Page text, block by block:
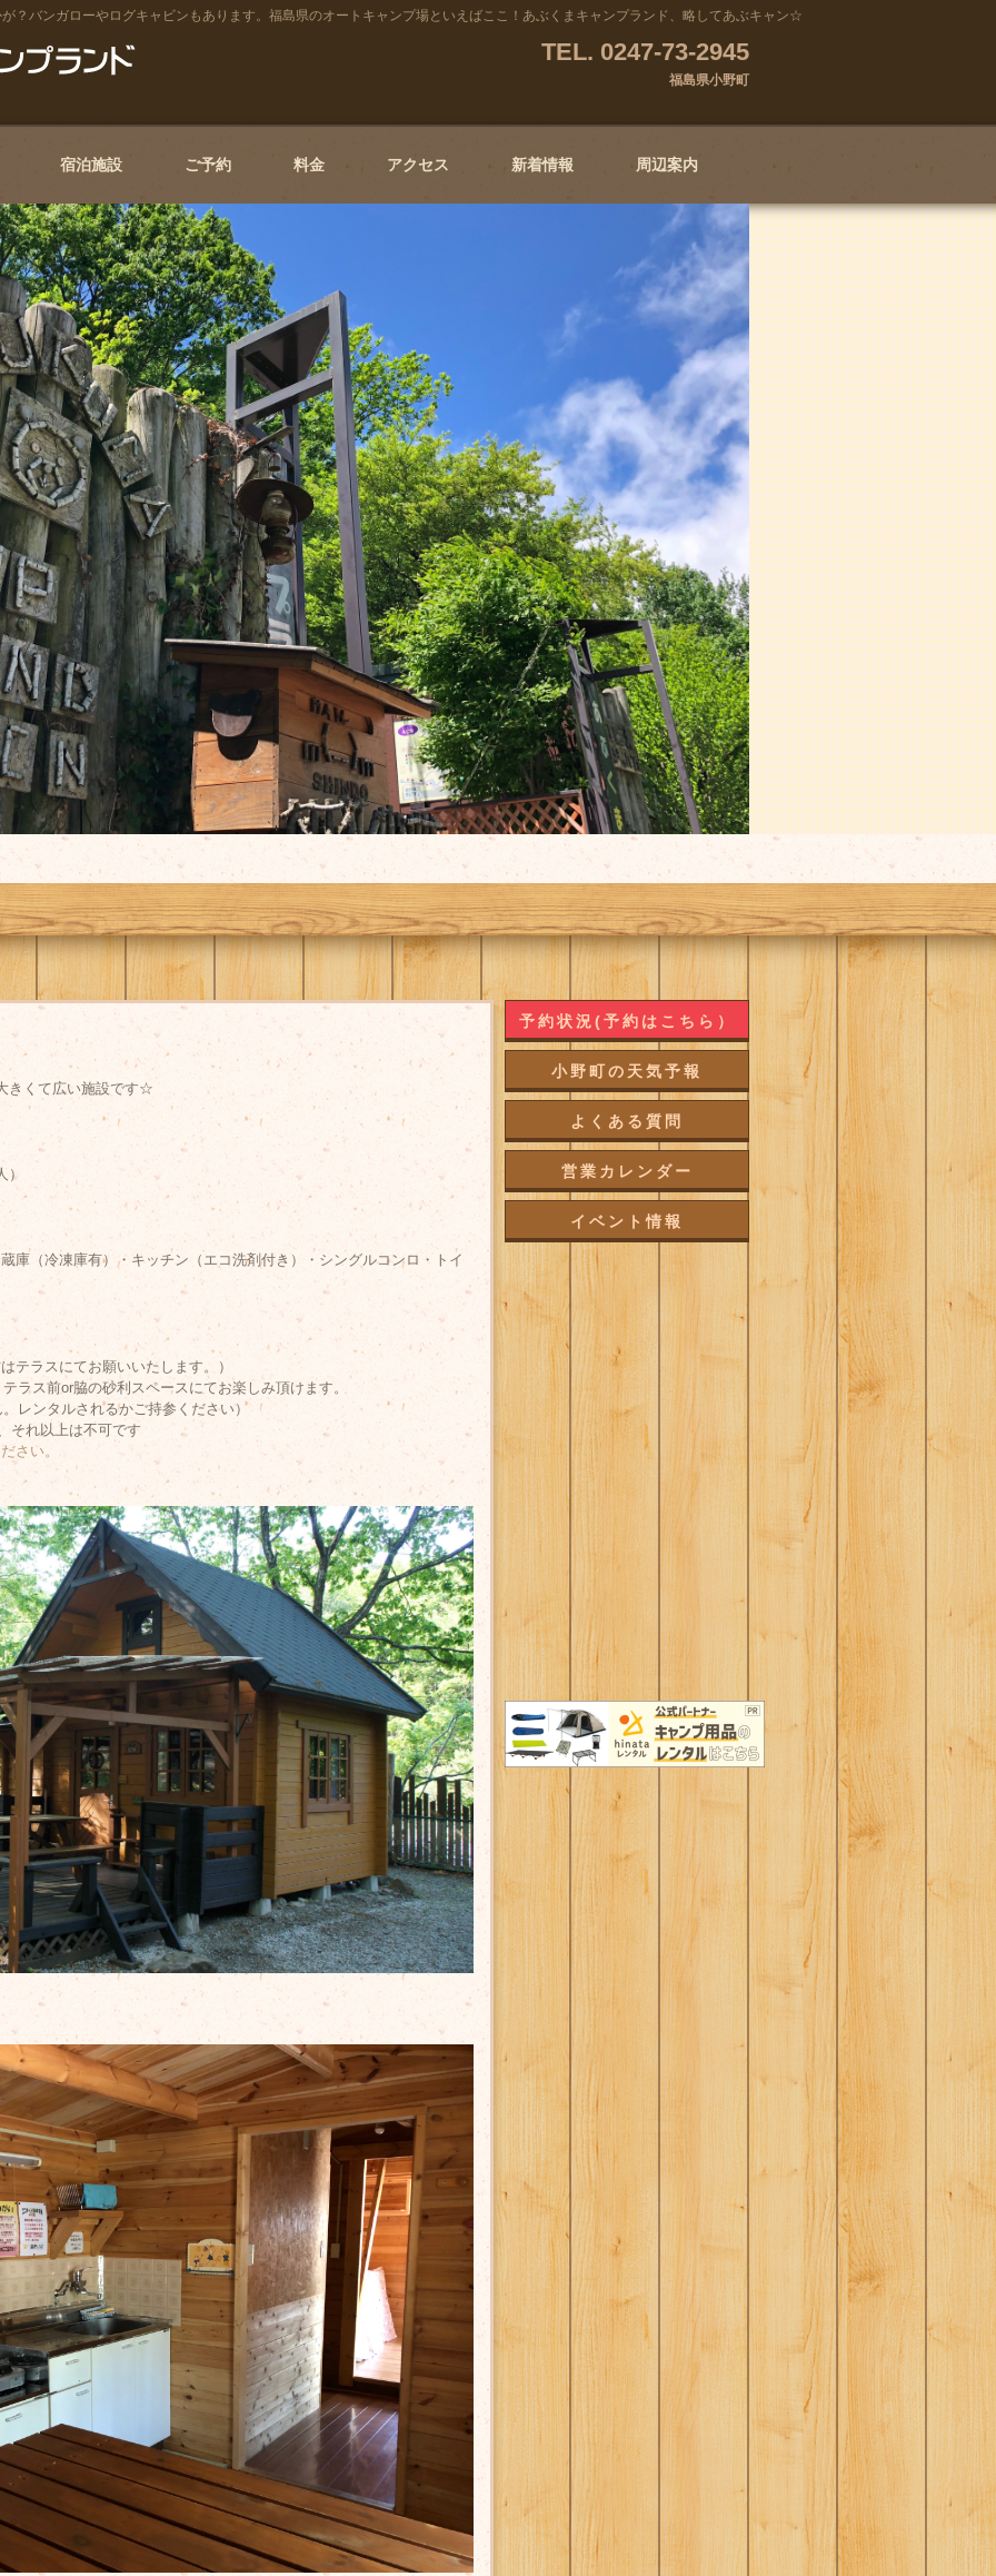
？バンガローやログキャビンもあります。福島県のオートキャンプ場といえばここ！あぶくまキャンプランド、略してあぶキャン☆
TEL. 0247-73-2945
福島県小野町
宿泊施設 ご予約 料金 アクセス 新着情報 周辺案内
きくて広い施設です☆
庫（冷凍庫有）・キッチン（エコ洗剤付き）・シングルコンロ・トイ
テラスにてお願いいたします。）
ラス前or脇の砂利スペースにてお楽しみ頂けます。
レンタルされるかご持参ください）
それ以上は不可です
さい。
予約状況(予約はこちら）
小野町の天気予報
よくある質問
営業カレンダー
イベント情報